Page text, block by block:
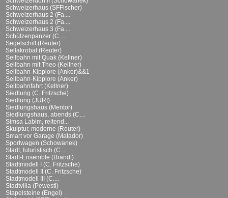
Schweizerhaus (SFFischer)
Schweizerhaus 2 (Fa....
Schweizerhaus 2 (Fa....
Schweizerhaus 3 (Fa....
Schützenpanzer (C....
Segelschiff (Reuter)
Seilakrobat (Reuter)
Seilbahn mit Quak (Kellner)
Seilbahn mit Theo (Kellner)
Seilbahn-Kipplore (Anker)&&1
Seilbahn-Kipplore (Anker)
Seilbahnfahrt (Kellner)
Siedlung (C. Fritzsche)
Siedlung (JURI)
Siedlungshaus (Mentor)
Siedlungshaus, abends (C....
Simsa Labim, reitend...
Skulptur, moderne (Reuter)
Smart vor Garage (Matador)
Sportwagen (Schowanek)
Stadt, futuristisch (C....
Stadt-Ensemble (Brandt)
Stadtmodell I (C. Fritzsche)
Stadtmodell II (C. Fritzsche)
Stadtmodell III (C....
Stadtvilla (Pewesti)
Stapelsteine (Engel)